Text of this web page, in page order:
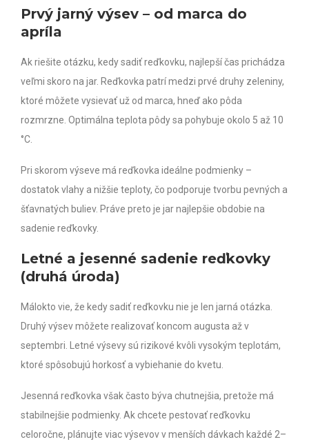
Prvý jarný výsev – od marca do
apríla
Ak riešite otázku, kedy sadiť reďkovku, najlepší čas prichádza
veľmi skoro na jar. Reďkovka patrí medzi prvé druhy zeleniny,
ktoré môžete vysievať už od marca, hneď ako pôda
rozmrzne. Optimálna teplota pôdy sa pohybuje okolo 5 až 10
°C.
Pri skorom výseve má reďkovka ideálne podmienky –
dostatok vlahy a nižšie teploty, čo podporuje tvorbu pevných a
šťavnatých buliev. Práve preto je jar najlepšie obdobie na
sadenie reďkovky.
Letné a jesenné sadenie reďkovky
(druhá úroda)
Málokto vie, že kedy sadiť reďkovku nie je len jarná otázka.
Druhý výsev môžete realizovať koncom augusta až v
septembri. Letné výsevy sú rizikové kvôli vysokým teplotám,
ktoré spôsobujú horkosť a vybiehanie do kvetu.
Jesenná reďkovka však často býva chutnejšia, pretože má
stabilnejšie podmienky. Ak chcete pestovať reďkovku
celoročne, plánujte viac výsevov v menších dávkach každé 2–